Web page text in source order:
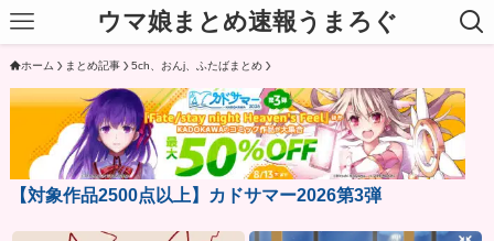
ウマ娘まとめ速報うまろぐ
ホーム まとめ記事 5ch、おんj、ふたばまとめ
【対象作品2500点以上】カドサマー2026第3弾